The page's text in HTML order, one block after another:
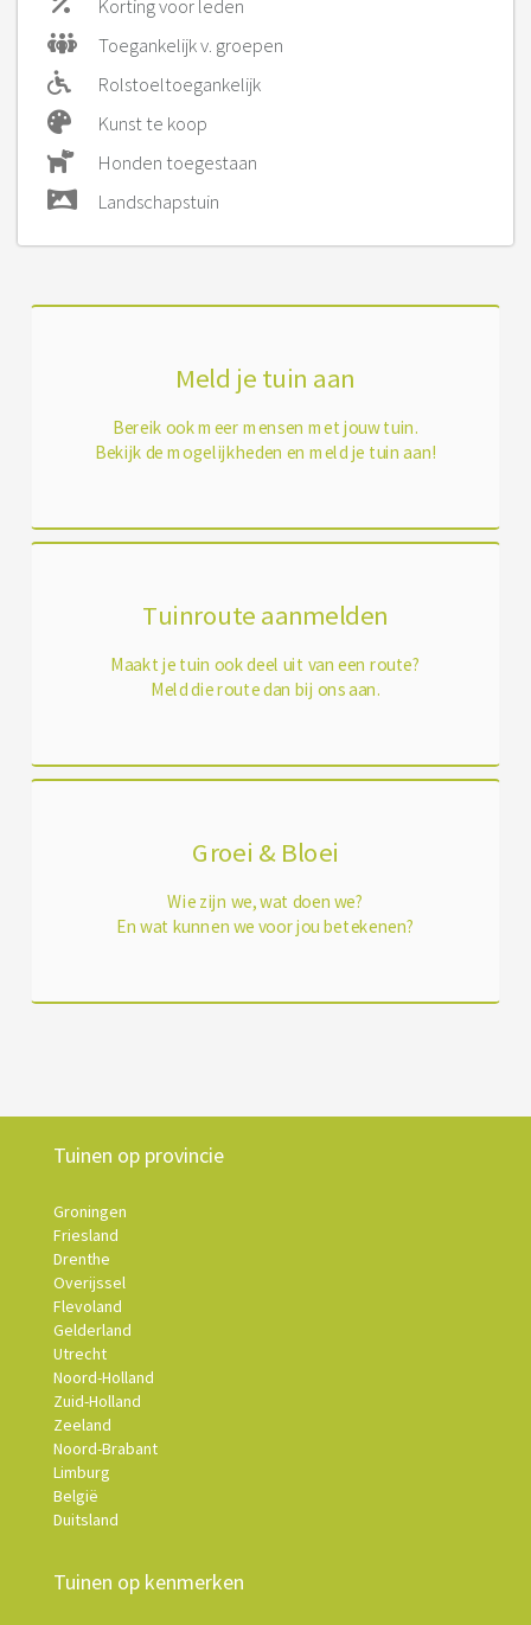
Korting voor leden
Toegankelijk v. groepen
Rolstoeltoegankelijk
Kunst te koop
Honden toegestaan
Landschapstuin
Meld je tuin aan
Bereik ook meer mensen met jouw tuin.
Bekijk de mogelijkheden en meld je tuin aan!
Tuinroute aanmelden
Maakt je tuin ook deel uit van een route?
Meld die route dan bij ons aan.
Groei & Bloei
Wie zijn we, wat doen we?
En wat kunnen we voor jou betekenen?
Tuinen op provincie
Groningen
Friesland
Drenthe
Overijssel
Flevoland
Gelderland
Utrecht
Noord-Holland
Zuid-Holland
Zeeland
Noord-Brabant
Limburg
België
Duitsland
Tuinen op kenmerken